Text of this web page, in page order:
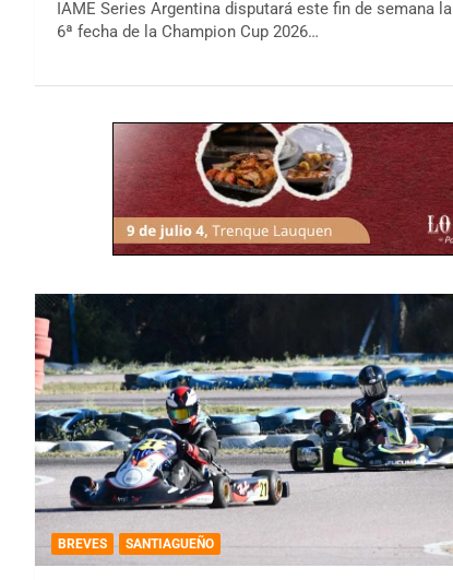
IAME Series Argentina disputará este fin de semana la
6ª fecha de la Champion Cup 2026…
BREVES SANTIAGUEÑO